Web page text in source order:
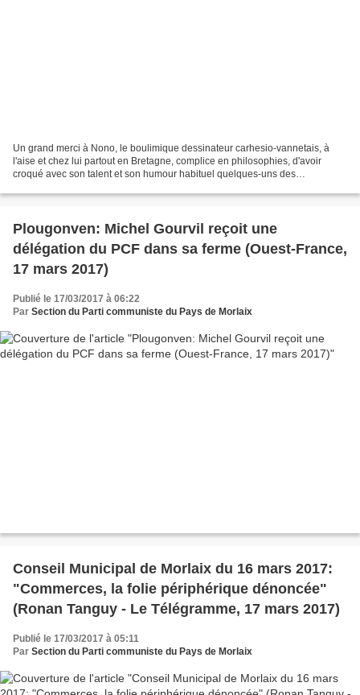
Un grand merci à Nono, le boulimique dessinateur carhesio-vannetais, à
l'aise et chez lui partout en Bretagne, complice en philosophies, d'avoir
croqué avec son talent et son humour habituel quelques-uns des
Plougonven: Michel Gourvil reçoit une
délégation du PCF dans sa ferme (Ouest-France,
17 mars 2017)
Publié le 17/03/2017 à 06:22
Par Section du Parti communiste du Pays de Morlaix
Conseil Municipal de Morlaix du 16 mars 2017:
"Commerces, la folie périphérique dénoncée"
(Ronan Tanguy - Le Télégramme, 17 mars 2017)
Publié le 17/03/2017 à 05:11
Par Section du Parti communiste du Pays de Morlaix